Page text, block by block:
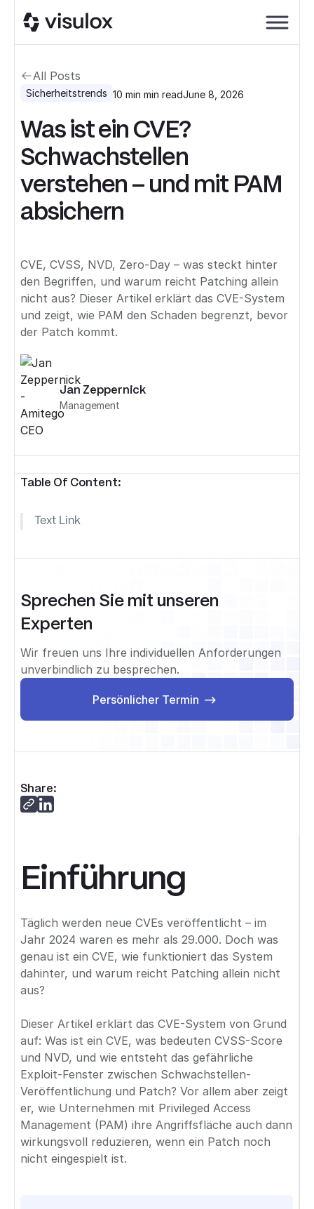
All Posts
Sicherheitstrends 10 min min readJune 8, 2026
Was ist ein CVE?
Schwachstellen
verstehen – und mit PAM
absichern
CVE, CVSS, NVD, Zero-Day – was steckt hinter
den Begriffen, und warum reicht Patching allein
nicht aus? Dieser Artikel erklärt das CVE-System
und zeigt, wie PAM den Schaden begrenzt, bevor
der Patch kommt.
Jan Zeppernick
Management
Einführung
Täglich werden neue CVEs veröffentlicht – im
Jahr 2024 waren es mehr als 29.000. Doch was
genau ist ein CVE, wie funktioniert das System
dahinter, und warum reicht Patching allein nicht
aus?
Dieser Artikel erklärt das CVE-System von Grund
auf: Was ist ein CVE, was bedeuten CVSS-Score
und NVD, und wie entsteht das gefährliche
Exploit-Fenster zwischen Schwachstellen-
Veröffentlichung und Patch? Vor allem aber zeigt
er, wie Unternehmen mit Privileged Access
Management (PAM) ihre Angriffsfläche auch dann
wirkungsvoll reduzieren, wenn ein Patch noch
nicht eingespielt ist.
Table Of Content:
Text Link
Sprechen Sie mit unseren
Experten
Wir freuen uns Ihre individuellen Anforderungen
unverbindlich zu besprechen.
Persönlicher Termin
Share: